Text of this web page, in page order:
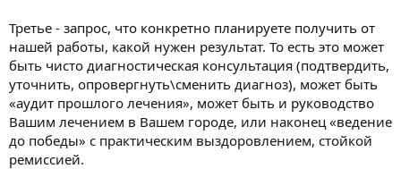
Третье - запрос, что конкретно планируете получить от
нашей работы, какой нужен результат. То есть это может
быть чисто диагностическая консультация (подтвердить,
уточнить, опровергнуть\сменить диагноз), может быть
«аудит прошлого лечения», может быть и руководство
Вашим лечением в Вашем городе, или наконец «ведение
до победы» с практическим выздоровлением, стойкой
ремиссией.